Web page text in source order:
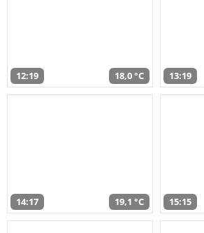
12:19 18,0 °C 13:19
14:17 19,1 °C 15:15